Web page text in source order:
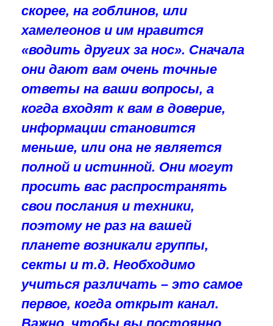
скорее, на гоблинов, или
хамелеонов и им нравится
«водить других за нос». Сначала
они дают вам очень точные
ответы на ваши вопросы, а
когда входят к вам в доверие,
информации становится
меньше, или она не является
полной и истинной. Они могут
просить вас распространять
свои послания и техники,
поэтому не раз на вашей
планете возникали группы,
секты и т.д. Необходимо
учиться различать – это самое
первое, когда открыт канал.